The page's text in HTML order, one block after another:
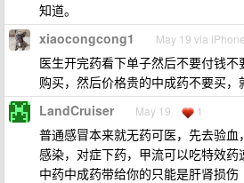
知道。
xiaocongcong1 May 19 via iPhone
医生开完药看下单子然后不要付钱
购买，然后价格贵的中成药不要买，
LandCruiser May 19 1
普通感冒本来就无药可医，先去验
感染，对症下药，甲流可以吃特效药
中药中成药带给你的只能是肝肾损伤